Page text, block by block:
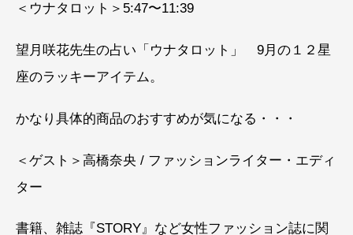
＜ウナタロット＞5:47〜11:39
望月咲花先生の占い「ウナタロット」 9月の１２星
座のラッキーアイテム。
かなり具体的商品のおすすめが気になる・・・
＜ゲスト＞高橋奈央 / ファッションライター・エディ
ター
書籍、雑誌『STORY』など女性ファッション誌に関